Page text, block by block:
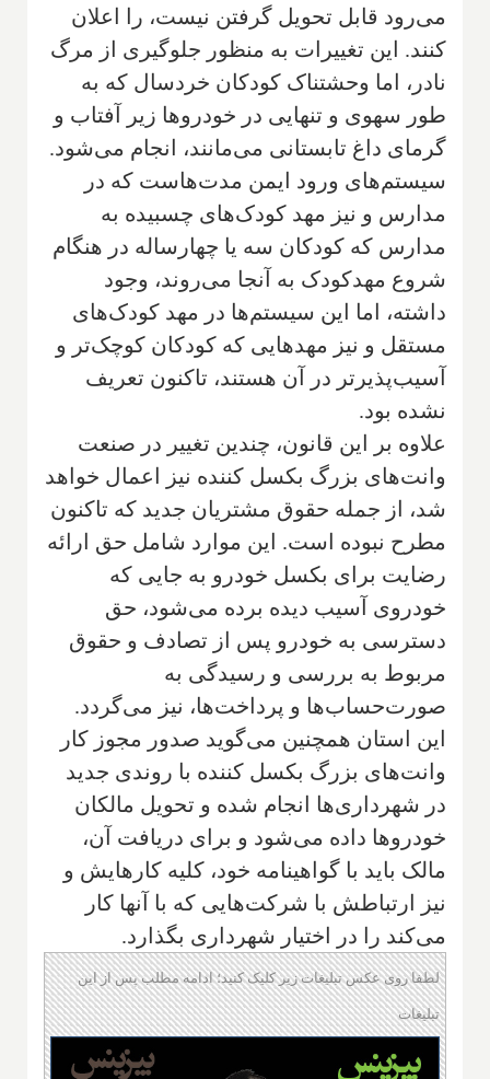
می‌رود قابل تحویل گرفتن نیست، را اعلان
کنند. این تغییرات به منظور جلوگیری از مرگ
نادر، اما وحشتناک کودکان خردسال که به
طور سهوی و تنهایی در خودروها زیر آفتاب و
گرمای داغ تابستانی می‌مانند، انجام می‌شود.
سیستم‌های ورود ایمن مدت‌هاست که در
مدارس و نیز مهد کودک‌های چسبیده به
مدارس که کودکان سه یا چهارساله در هنگام
شروع مهدکودک به آنجا می‌روند، وجود
داشته، اما این سیستم‌ها در مهد کودک‌های
مستقل و نیز مهدهایی که کودکان کوچک‌تر و
آسیب‌پذیرتر در آن هستند، تاکنون تعریف
نشده بود.
علاوه بر این قانون، چندین تغییر در صنعت
وانت‌های بزرگ بکسل ‌کننده نیز اعمال خواهد
شد، از جمله حقوق مشتریان جدید که تاکنون
مطرح نبوده است. این موارد شامل حق ارائه
رضایت برای بکسل خودرو به جایی که
خودروی آسیب دیده برده می‌شود، حق
دسترسی به خودرو پس از تصادف و حقوق
مربوط به بررسی و رسیدگی به
صورت‌حساب‌ها و پرداخت‌ها، نیز می‌گردد.
این استان همچنین می‌گوید صدور مجوز کار
وانت‌های بزرگ بکسل کننده با روندی جدید
در شهرداری‌ها انجام شده و تحویل مالکان
خودروها داده می‌شود و برای دریافت آن،
مالک باید با گواهینامه خود، کلیه کارهایش و
نیز ارتباطش با شرکت‌هایی که با آنها کار
می‌کند را در اختیار شهرداری بگذارد.
لطفا روی عکس تبلیغات زیر کلیک کنید؛ ادامه مطلب پس از این
تبلیغات